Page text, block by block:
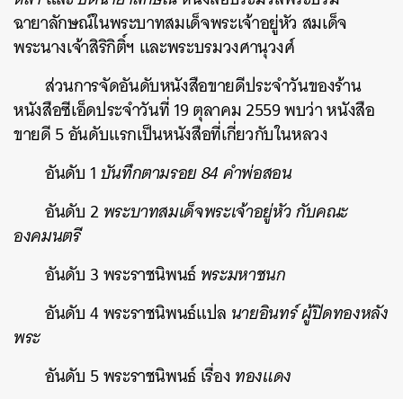
ฉายาลักษณ์ในพระบาทสมเด็จพระเจ้าอยู่หัว สมเด็จ
พระนางเจ้าสิริกิติ์ฯ และพระบรมวงศานุวงศ์
ส่วนการจัดอันดับหนังสือขายดีประจำวันของร้าน
หนังสือซีเอ็ดประจำวันที่ 19 ตุลาคม 2559 พบว่า หนังสือ
ขายดี 5 อันดับแรกเป็นหนังสือที่เกี่ยวกับในหลวง
อันดับ 1บันทึกตามรอย 84 คำพ่อสอน
อันดับ 2พระบาทสมเด็จพระเจ้าอยู่หัว กับคณะ
องคมนตรี
อันดับ 3 พระราชนิพนธ์พระมหาชนก
อันดับ 4 พระราชนิพนธ์แปล นายอินทร์ ผู้ปิดทองหลัง
พระ
อันดับ 5 พระราชนิพนธ์ เรื่องทองแดง